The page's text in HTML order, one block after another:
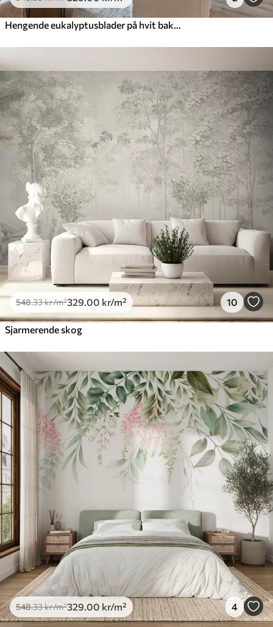
Hengende eukalyptusblader på hvit bakgrunn
548.33kr/m²329.00 kr/m² 10
Sjarmerende skog
548.33kr/m²329.00 kr/m² 4